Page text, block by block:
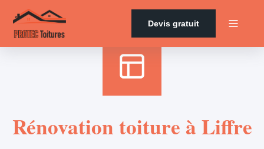
Devis gratuit
Rénovation toiture à Liffre